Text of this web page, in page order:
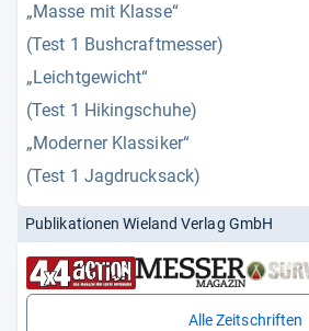
„Masse mit Klasse“
(Test 1 Bushcraftmesser)
„Leichtgewicht“
(Test 1 Hikingschuhe)
„Moderner Klassiker“
(Test 1 Jagdrucksack)
Publikationen Wieland Verlag GmbH
Alle Zeitschriften